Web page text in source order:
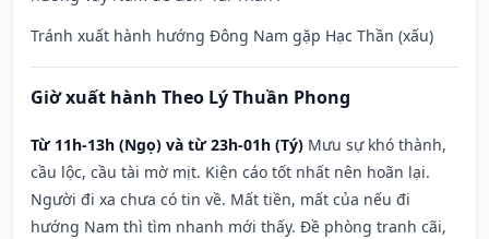
Tránh xuất hành hướng Đông Nam gặp Hạc Thần (xấu)
Giờ xuất hành Theo Lý Thuần Phong
Từ 11h-13h (Ngọ) và từ 23h-01h (Tý) Mưu sự khó thành,
cầu lộc, cầu tài mờ mịt. Kiện cáo tốt nhất nên hoãn lại.
Người đi xa chưa có tin về. Mất tiền, mất của nếu đi
hướng Nam thì tìm nhanh mới thấy. Đề phòng tranh cãi,